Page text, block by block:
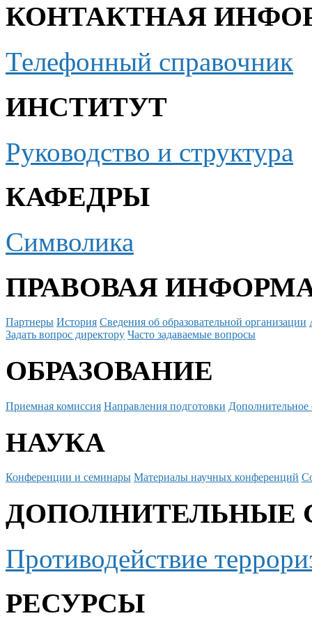
КОНТАКТНАЯ
Телефонный справочник
ИНСТИТУТ
Руководство и структура
КАФЕДРЫ
Символика
ПРАВОВАЯ
Партнеры История Сведения об образовательной организации
Задать вопрос директору Часто задаваемые вопросы
ОБРАЗОВАНИЕ
Приемная комиссия Направления подготовки Дополнительное
НАУКА
Конференции и семинары Материалы научных конференций
ДОПОЛНИТЕЛЬНЫЕ
Противодействие
РЕСУРСЫ